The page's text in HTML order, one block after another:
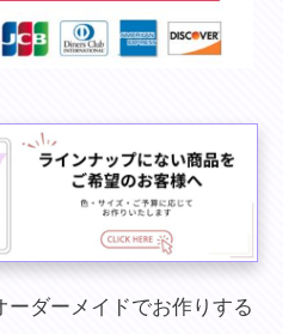
ーダーメイドでお作りする